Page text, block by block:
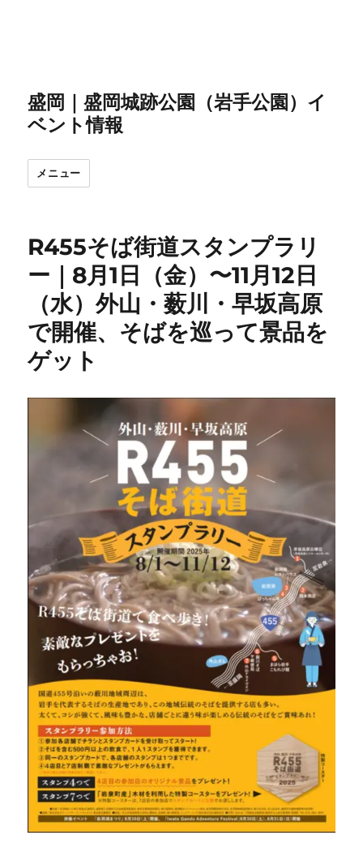
盛岡｜盛岡城跡公園（岩手公園）イ
ベント情報
メニュー
R455そば街道スタンプラリ
ー｜8月1日（金）〜11月12日
（水）外山・薮川・早坂高原
で開催、そばを巡って景品を
ゲット